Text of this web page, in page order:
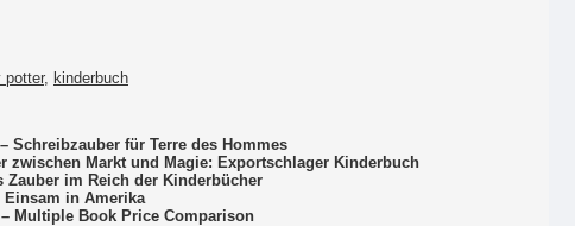
potter, kinderbuch
Schreibzauber für Terre des Hommes
zwischen Markt und Magie: Exportschlager Kinderbuch
Zauber im Reich der Kinderbücher
Einsam in Amerika
Multiple Book Price Comparison